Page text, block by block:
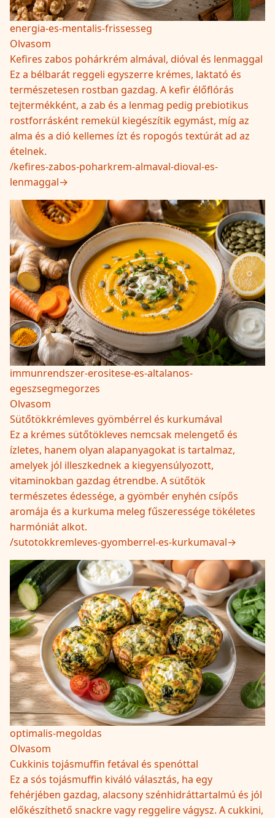
energia-es-mentalis-frissesseg
Olvasom
Kefires zabos pohárkrém almával, dióval és lenmaggal
Ez a bélbarát reggeli egyszerre krémes, laktató és
természetesen rostban gazdag. A kefir élőflórás
tejtermékként, a zab és a lenmag pedig prebiotikus
rostforrásként remekül kiegészítik egymást, míg az
alma és a dió kellemes ízt és ropogós textúrát ad az
ételnek.
/kefires-zabos-poharkrem-almaval-dioval-es-
lenmaggal→
immunrendszer-erositese-es-altalanos-
egeszsegmegorzes
Olvasom
Sütőtökkrémleves gyömbérrel és kurkumával
Ez a krémes sütőtökleves nemcsak melengető és
ízletes, hanem olyan alapanyagokat is tartalmaz,
amelyek jól illeszkednek a kiegyensúlyozott,
vitaminokban gazdag étrendbe. A sütőtök
természetes édessége, a gyömbér enyhén csípős
aromája és a kurkuma meleg fűszeressége tökéletes
harmóniát alkot.
/sutotokkremleves-gyomberrel-es-kurkumaval→
optimalis-megoldas
Olvasom
Cukkinis tojásmuffin fetával és spenóttal
Ez a sós tojásmuffin kiváló választás, ha egy
fehérjében gazdag, alacsony szénhidráttartalmú és jól
előkészíthető snackre vagy reggelire vágysz. A cukkini,